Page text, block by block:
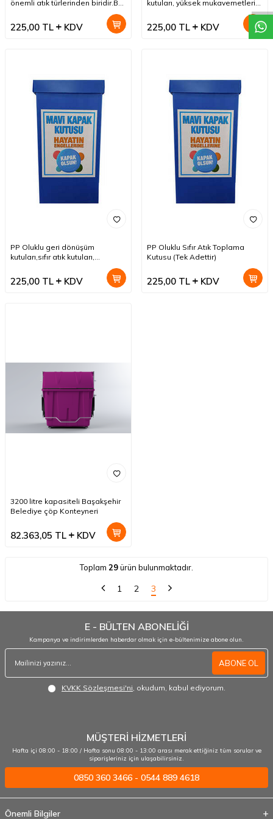
önemli atık türlerinden biridir.Bu
bağlamda kemos Plastik Sanayi
Grubu, yüksek mukavemetli
kulplu, kapalı kilitler şeklinde
225,00 TL KDV
kutuları, yüksek mukavemetleri
ve nem, güneş ışığı ve sıcaklık
değişimlerine karşı dirençleri
nedeniyle farklı atıkların
ayrıştırılmasında çok kullanışlıdır.
225,00 TL KDV
PP Oluklu geri dönüşüm
kutuları,sıfır atık kutuları,
hastaneler için yaygın olarak
kullanılmaktadır. (Adettir)
225,00 TL KDV
PP Oluklu Sıfır Atık Toplama
Kutusu (Tek Adettir)
225,00 TL KDV
3200 litre kapasiteli Başakşehir
Belediye çöp Konteyneri
82.363,05 TL KDV
Toplam 29ürün bulunmaktadır.
1 2 3
E - BÜLTEN ABONELİĞİ
Kampanya ve indirimlerden haberdar olmak için e-bültenimize abone olun.
ABONE OL
KVKK Sözleşmesi'ni, okudum, kabul ediyorum.
MÜŞTERİ HİZMETLERİ
Hafta içi 08:00 - 18:00 / Hafta sonu 08:00 - 13:00 arası merak ettiğiniz tüm sorular ve
siparişleriniz için ulaşabilirsiniz.
0850 360 3466 - 0544 889 4618
Önemli Bilgiler